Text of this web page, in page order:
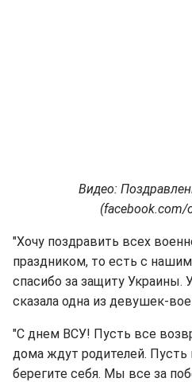
Видео:
(facebook.com/
"Хочу поздравить всех
праздником, то есть с
спасибо за защиту Украины.
сказала одна из девушек-
"С днем ВСУ! Пусть все
дома ждут родителей. Пусть
берегите себя. Мы все за